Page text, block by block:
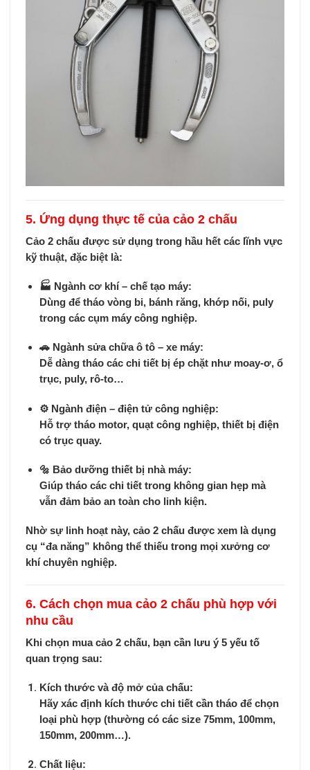
5. Ứng dụng thực tế của cảo 2 chấu
Cảo 2 chấu được sử dụng trong hầu hết các lĩnh vực
kỹ thuật, đặc biệt là:
🏭 Ngành cơ khí – chế tạo máy:
Dùng để tháo vòng bi, bánh răng, khớp nối, puly
trong các cụm máy công nghiệp.
🚗 Ngành sửa chữa ô tô – xe máy:
Dễ dàng tháo các chi tiết bị ép chặt như moay-ơ, ổ
trục, puly, rô-to…
⚙️ Ngành điện – điện tử công nghiệp:
Hỗ trợ tháo motor, quạt công nghiệp, thiết bị điện
có trục quay.
🔩 Bảo dưỡng thiết bị nhà máy:
Giúp tháo các chi tiết trong không gian hẹp mà
vẫn đảm bảo an toàn cho linh kiện.
Nhờ sự linh hoạt này,cảo 2 chấu được xem làdụng
cụ “đa năng” không thể thiếu trong mọi xưởng cơ
khí chuyên nghiệp.
6. Cách chọn mua cảo 2 chấu phù hợp với
nhu cầu
Khi chọn mua cảo 2 chấu, bạn cần lưu ý 5 yếu tố
quan trọng sau:
Kích thước và độ mở của chấu:
Hãy xác định kích thước chi tiết cần tháo để chọn
loại phù hợp (thường có các size 75mm, 100mm,
150mm, 200mm…).
Chất liệu: